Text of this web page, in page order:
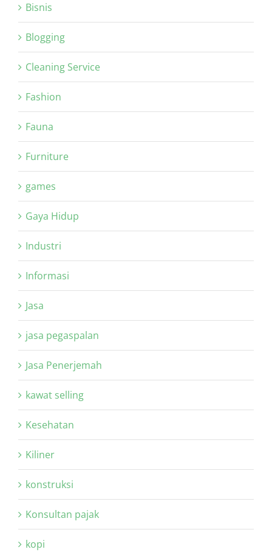
Bisnis
Blogging
Cleaning Service
Fashion
Fauna
Furniture
games
Gaya Hidup
Industri
Informasi
Jasa
jasa pegaspalan
Jasa Penerjemah
kawat selling
Kesehatan
Kiliner
konstruksi
Konsultan pajak
kopi